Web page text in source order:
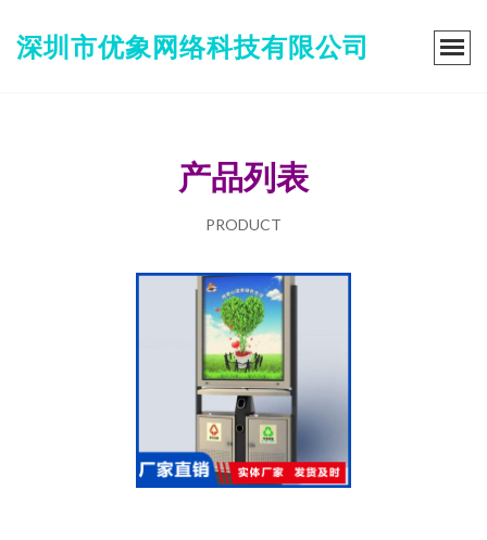
深圳市优象网络科技有限公司
产品列表
PRODUCT